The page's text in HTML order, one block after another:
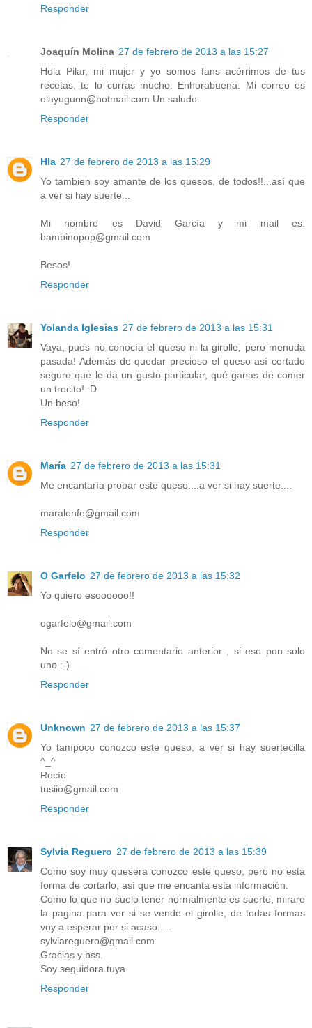
Responder
Joaquín Molina 27 de febrero de 2013 a las 15:27
Hola Pilar, mi mujer y yo somos fans acérrimos de tus
recetas, te lo curras mucho. Enhorabuena. Mi correo es
olayuguon@hotmail.com Un saludo.
Responder
Hla 27 de febrero de 2013 a las 15:29
Yo tambien soy amante de los quesos, de todos!!...así que
a ver si hay suerte...
Mi nombre es David García y mi mail es:
bambinopop@gmail.com
Besos!
Responder
Yolanda Iglesias 27 de febrero de 2013 a las 15:31
Vaya, pues no conocía el queso ni la girolle, pero menuda
pasada! Además de quedar precioso el queso así cortado
seguro que le da un gusto particular, qué ganas de comer
un trocito! :D
Un beso!
Responder
María 27 de febrero de 2013 a las 15:31
Me encantaría probar este queso....a ver si hay suerte....
maralonfe@gmail.com
Responder
O Garfelo 27 de febrero de 2013 a las 15:32
Yo quiero esoooooo!!
ogarfelo@gmail.com
No se sí entró otro comentario anterior , si eso pon solo
uno :-)
Responder
Unknown 27 de febrero de 2013 a las 15:37
Yo tampoco conozco este queso, a ver si hay suertecilla
^_^
Rocío
tusiio@gmail.com
Responder
Sylvia Reguero 27 de febrero de 2013 a las 15:39
Como soy muy quesera conozco este queso, pero no esta
forma de cortarlo, así que me encanta esta información.
Como lo que no suelo tener normalmente es suerte, mirare
la pagina para ver si se vende el girolle, de todas formas
voy a esperar por si acaso.....
sylviareguero@gmail.com
Gracias y bss.
Soy seguidora tuya.
Responder